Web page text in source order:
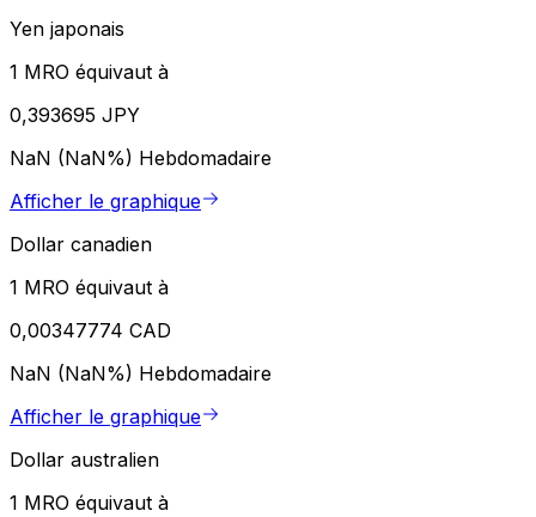
Yen japonais
1 MRO équivaut à
0,393695 JPY
NaN (NaN%) Hebdomadaire
Afficher le graphique
Dollar canadien
1 MRO équivaut à
0,00347774 CAD
NaN (NaN%) Hebdomadaire
Afficher le graphique
Dollar australien
1 MRO équivaut à